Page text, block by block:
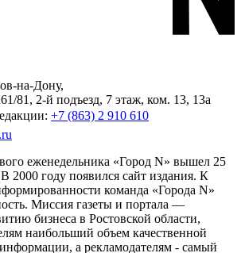
на-Дону,
81, 2-й подъезд, 7 этаж, ком. 13, 13а
+7 (863) 2 910 610
еженедельника «Город N» вышел 25
2000 году появился сайт издания. К
команда «Города N»
Миссия газеты и портала —
бизнеса в Ростовской области,
наибольший объем качественной
а рекламодателям - самый